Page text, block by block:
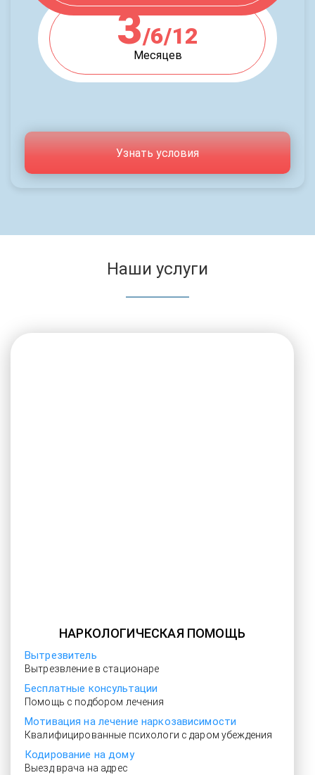
3/6/12
Месяцев
Узнать условия
Наши услуги
НАРКОЛОГИЧЕСКАЯ ПОМОЩЬ
Вытрезвитель
Вытрезвление в стационаре
Бесплатные консультации
Помощь с подбором лечения
Мотивация на лечение наркозависимости
Квалифицированные психологи с даром убеждения
Кодирование на дому
Выезд врача на адрес